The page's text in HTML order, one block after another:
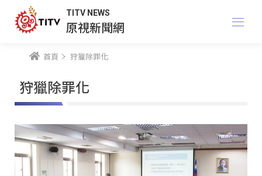
TITV NEWS
原視新聞網
首頁 狩獵除罪化
狩獵除罪化